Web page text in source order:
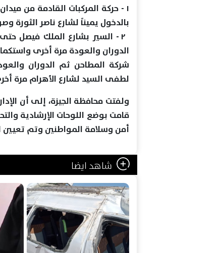
۱ - حركة المركبات القادمة من
بالدخول يميناً لشارع ناصر الثورة
۲ - السير بشارع الملك فيصل
الدوران والعودة مرة أخرى
شركة المطاحن ثم الدوران
لطفى السيد لشارع الأهرام مرة
ولفتت محافظة الجيزة، إلى أن
قامت بوضع اللوحات الإرشادية
أمن وسلامة المواطنين وتم تعيين
شاهد ايضا